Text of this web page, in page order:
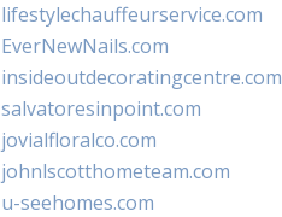
lifestylechauffeurservice.com
EverNewNails.com
insideoutdecoratingcentre.com
salvatoresinpoint.com
jovialfloralco.com
johnlscotthometeam.com
u-seehomes.com